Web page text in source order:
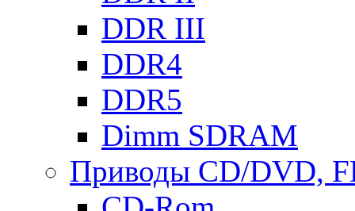
DDR III
DDR4
DDR5
Dimm SDRAM
Приводы СD/DVD,